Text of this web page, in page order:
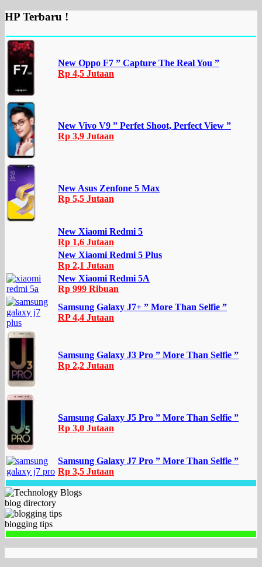
HP Terbaru !
New Oppo F7 ” Capture The Real You ”
Rp 4,5 Jutaan
New Vivo V9 ” Perfet Shoot, Perfect View ”
Rp 3,9 Jutaan
New Asus Zenfone 5 Max
Rp 5,5 Jutaan
New Xiaomi Redmi 5
Rp 1,6 Jutaan
New Xiaomi Redmi 5 Plus
Rp 2,1 Jutaan
New Xiaomi Redmi 5A
Rp 999 Ribuan
Samsung Galaxy J7+ ” More Than Selfie ”
RP 4,4 Jutaan
Samsung Galaxy J3 Pro ” More Than Selfie ”
Rp 2,2 Jutaan
Samsung Galaxy J5 Pro ” More Than Selfie ”
Rp 3,0 Jutaan
Samsung Galaxy J7 Pro ” More Than Selfie ”
Rp 3,5 Jutaan
blog directory
blogging tips